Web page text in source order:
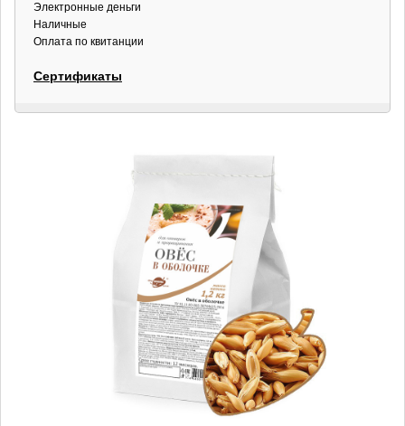
Электронные деньги
Наличные
Оплата по квитанции
Сертификаты